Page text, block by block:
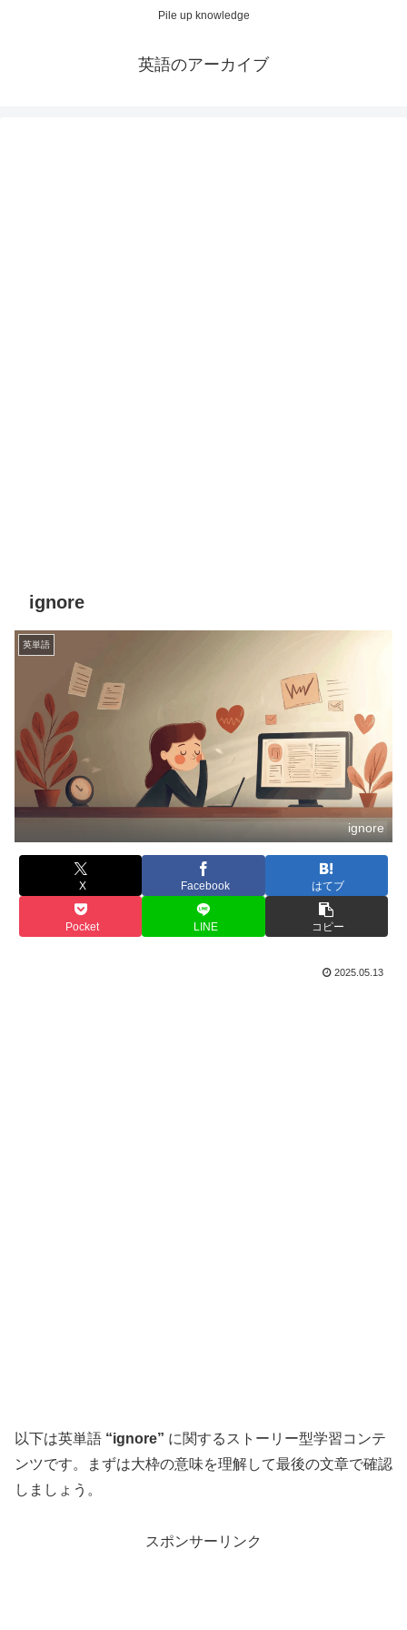
Pile up knowledge
英語のアーカイブ
ignore
英単語
ignore
X Facebook はてブ
Pocket LINE コピー
2025.05.13
以下は英単語 “ignore” に関するストーリー型学習コンテ
ンツです。まずは大枠の意味を理解して最後の文章で確認
しましょう。
スポンサーリンク